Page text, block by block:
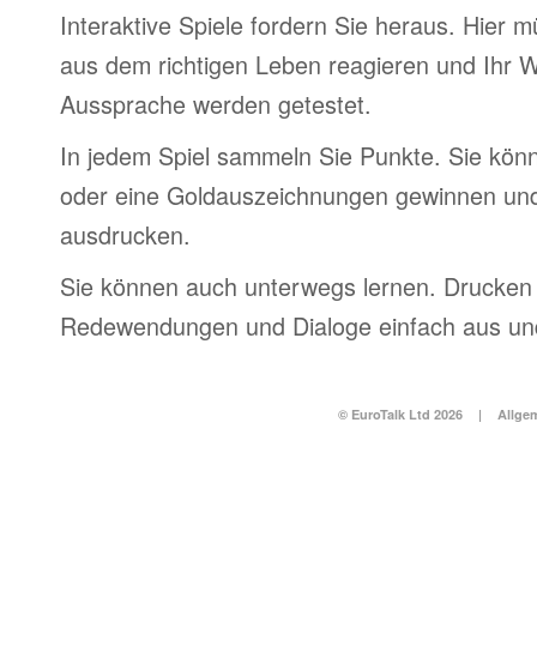
Interaktive Spiele fordern Sie heraus. Hier
aus dem richtigen Leben reagieren und Ihr
Aussprache werden getestet.
In jedem Spiel sammeln Sie Punkte. Sie
oder eine Goldauszeichnungen gewinnen
ausdrucken.
Sie können auch unterwegs lernen.
Redewendungen und Dialoge einfach aus
© EuroTalk Ltd 2026 |